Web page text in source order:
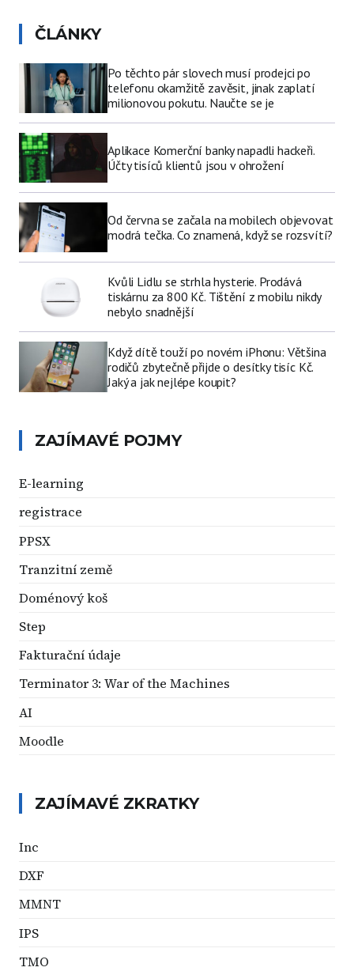
ČLÁNKY
Po těchto pár slovech musí prodejci po
telefonu okamžitě zavěsit, jinak zaplatí
milionovou pokutu. Naučte se je
Aplikace Komerční banky napadli hackeři.
Účty tisíců klientů jsou v ohrožení
Od června se začala na mobilech objevovat
modrá tečka. Co znamená, když se rozsvítí?
Kvůli Lidlu se strhla hysterie. Prodává
tiskárnu za 800 Kč. Tištění z mobilu nikdy
nebylo snadnější
Když dítě touží po novém iPhonu: Většina
rodičů zbytečně přijde o desítky tisíc Kč.
Jaký a jak nejlépe koupit?
ZAJÍMAVÉ POJMY
E-learning
registrace
PPSX
Tranzitní země
Doménový koš
Step
Fakturační údaje
Terminator 3: War of the Machines
AI
Moodle
ZAJÍMAVÉ ZKRATKY
Inc
DXF
MMNT
IPS
TMO